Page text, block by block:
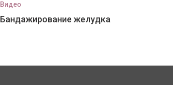
Видео
Бандажирование желудка